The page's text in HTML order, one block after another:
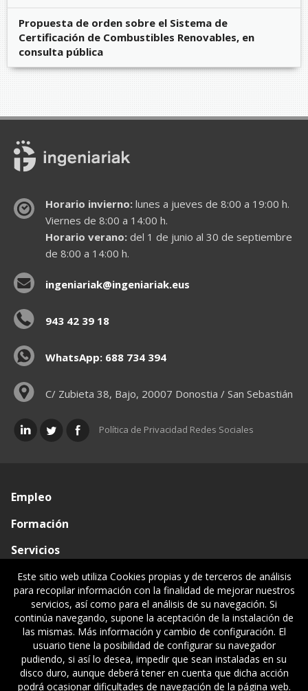
Propuesta de orden sobre el Sistema de
Certificación de Combustibles Renovables, en
consulta pública
Horario invierno:lunes a jueves de 8:00 a 19:00 h.
Viernes de 8:00 a 14:00 h.
Horario verano:del 1 de junio al 30 de septiembre
de 8:00 a 14:00 h.
ingeniariak@ingeniariak.eus
943 42 39 18
WhatsApp: 688 734 394
C/ Zubieta 38, Bajo, 20007 Donostia / San Sebastián
Política de Privacidad Redes Sociales
Empleo
Formación
Servicios
Conócenos
Visado de documentos
Ventanilla única
Políticas legales
Este sitio web utiliza Cookies propias y de terceros de análisis
para recopilar información con la finalidad de mejorar nuestros
servicios, así como para el análisis de su navegación. Si
continúa navegando, supone la aceptación de la instalación de
las mismas. Más información y cambio de configuración. El
usuario tiene la posibilidad de configurar su navegador
pudiendo, si así lo desea, impedir que sean instaladas en su
disco duro, aunque deberá tener en cuenta que dicha acción
podrá ocasionar dificultades de navegación de la página web.